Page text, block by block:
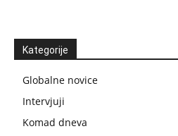
Kategorije
Globalne novice
Intervjuji
Komad dneva